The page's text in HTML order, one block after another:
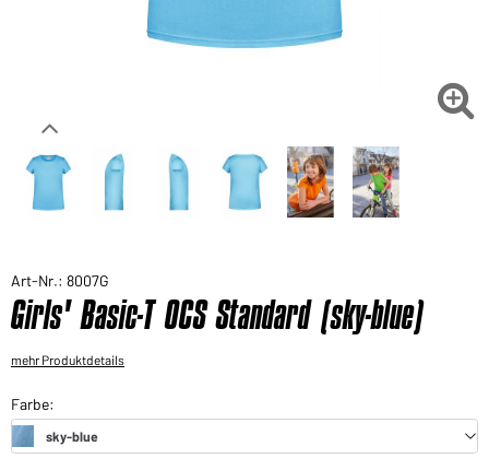
Sie möchten gerne für Ihren privaten Bedarf

Art-Nr.: 8007G
Girls' Basic-T OCS Standard (sky-blue)
mehr Produktdetails